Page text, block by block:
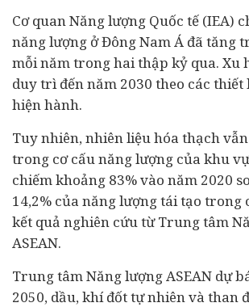
Cơ quan Năng lượng Quốc tế (IEA)
năng lượng ở Đông Nam Á đã tăng
mỗi năm trong hai thập kỷ qua. Xu
duy trì đến năm 2030 theo các
hiện hành.
Tuy nhiên, nhiên liệu hóa thạch
trong cơ cấu năng lượng của khu
chiếm khoảng 83% vào năm 2020
14,2% của năng lượng tái tạo trong
kết quả nghiên cứu từ Trung tâm
ASEAN.
Trung tâm Năng lượng ASEAN dự
2050, dầu, khí đốt tự nhiên và than